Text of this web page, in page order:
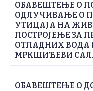
ОБАВЕШТЕЊЕ О
ОДЛУЧИВАЊЕ О
УТИЦАЈА НА
ПОСТРОЈЕЊЕ ЗА
ОТПАДНИХ ВОДА
МРКШИЋЕВИ
ОБАВЕШТЕЊЕ О